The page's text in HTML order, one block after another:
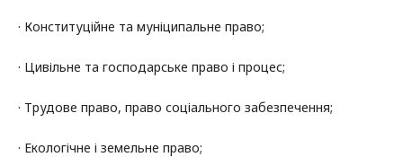
· Конституційне та муніципальне право;
· Цивільне та господарське право і процес;
· Трудове право, право соціального забезпечення;
· Екологічне і земельне право;